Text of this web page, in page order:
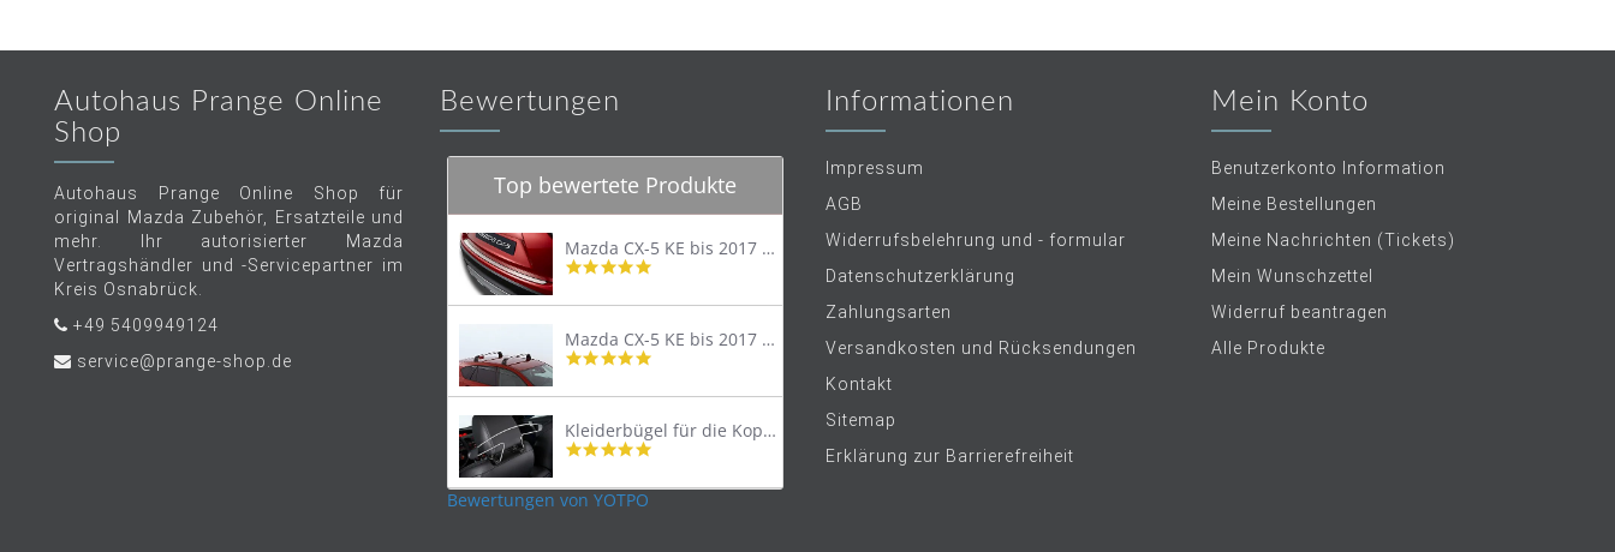
Autohaus Prange Online
Shop
Autohaus Prange Online Shop für
original Mazda Zubehör, Ersatzteile und
mehr. Ihr autorisierter Mazda
Vertragshändler und -Servicepartner im
Kreis Osnabrück.
+49 5409949124
service@prange-shop.de
Bewertungen
Top bewertete Produkte
Mazda CX-5 KE bis 2017 Trittschutzleiste Edelstahl original
4.8
rating
Mazda CX-5 KE bis 2017 Lastenträger Dachträger
4.9
rating
Kleiderbügel für die Kopfstütze
4.9
rating
Bewertungen von YOTPO
Informationen
Impressum
AGB
Widerrufsbelehrung und - formular
Datenschutzerklärung
Zahlungsarten
Versandkosten und Rücksendungen
Kontakt
Sitemap
Erklärung zur Barrierefreiheit
Mein Konto
Benutzerkonto Information
Meine Bestellungen
Meine Nachrichten (Tickets)
Mein Wunschzettel
Widerruf beantragen
Alle Produkte